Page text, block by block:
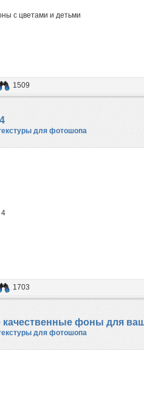
с цветами и детьми
1509
для фотошопа
4
1703
качественные фоны для
для фотошопа